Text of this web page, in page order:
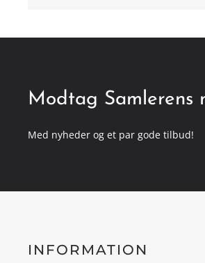
Modtag Samlerens
Med nyheder og et par gode tilbud!
INFORMATION